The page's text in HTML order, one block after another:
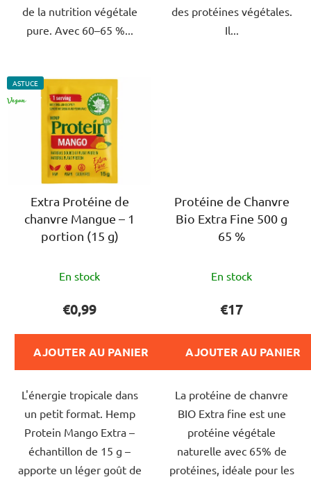
de la nutrition végétale
pure. Avec 60–65 %...
des protéines végétales.
Il...
ASTUCE
VÉGAN
Extra Protéine de
chanvre Mangue – 1
portion (15 g)
moyenne
du
produit
de
sur
5
étoiles.
En stock
€0,99
AJOUTER AU PANIER
L'énergie tropicale dans
un petit format. Hemp
Protein Mango Extra –
échantillon de 15 g –
apporte un léger goût de
Protéine de Chanvre
Bio Extra Fine 500 g
65 %
En stock
€17
AJOUTER AU PANIER
La protéine de chanvre
BIO Extra fine est une
protéine végétale
naturelle avec 65% de
protéines, idéale pour les